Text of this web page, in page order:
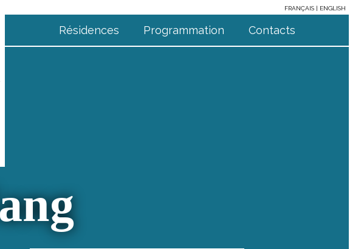
FRANÇAIS
ENGLISH
Résidences Programmation Contacts